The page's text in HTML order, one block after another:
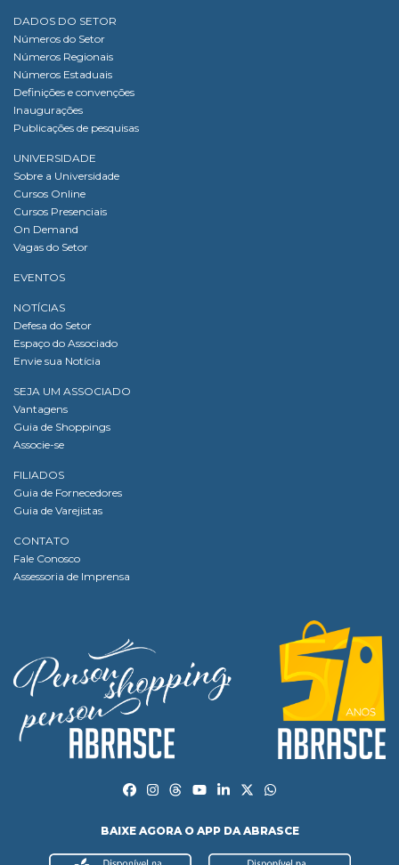
DADOS DO SETOR
Números do Setor
Números Regionais
Números Estaduais
Definições e convenções
Inaugurações
Publicações de pesquisas
UNIVERSIDADE
Sobre a Universidade
Cursos Online
Cursos Presenciais
On Demand
Vagas do Setor
EVENTOS
NOTÍCIAS
Defesa do Setor
Espaço do Associado
Envie sua Notícia
SEJA UM ASSOCIADO
Vantagens
Guia de Shoppings
Associe-se
FILIADOS
Guia de Fornecedores
Guia de Varejistas
CONTATO
Fale Conosco
Assessoria de Imprensa
BAIXE AGORA O APP DA ABRASCE